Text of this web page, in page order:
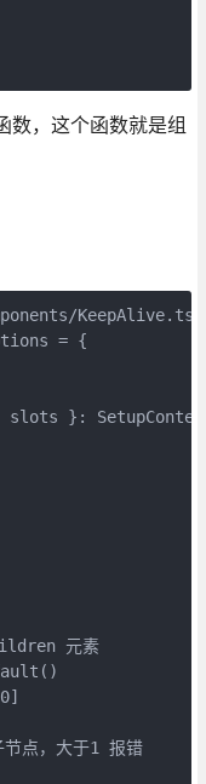
数，这个函数就是组
KeepAlive.ts
= {
slots }:
元素
点，大于1 报错